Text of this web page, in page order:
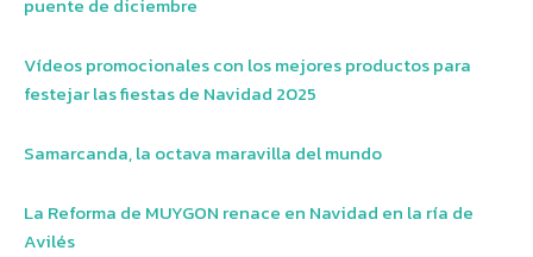
Vídeos promocionales con los mejores productos para
festejar las fiestas de Navidad 2025
Samarcanda, la octava maravilla del mundo
La Reforma de MUYGON renace en Navidad en la ría de
Avilés